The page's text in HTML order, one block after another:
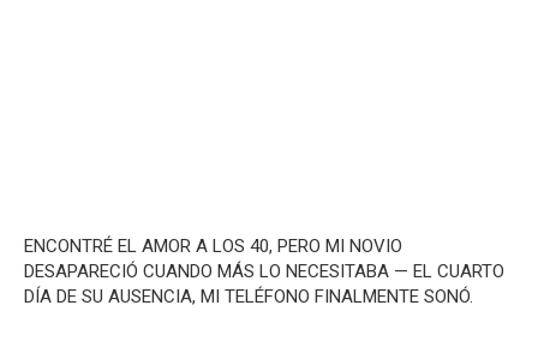
ENCONTRÉ EL AMOR A LOS 40, PERO MI NOVIO
DESAPARECIÓ CUANDO MÁS LO NECESITABA — EL CUARTO
DÍA DE SU AUSENCIA, MI TELÉFONO FINALMENTE SONÓ.